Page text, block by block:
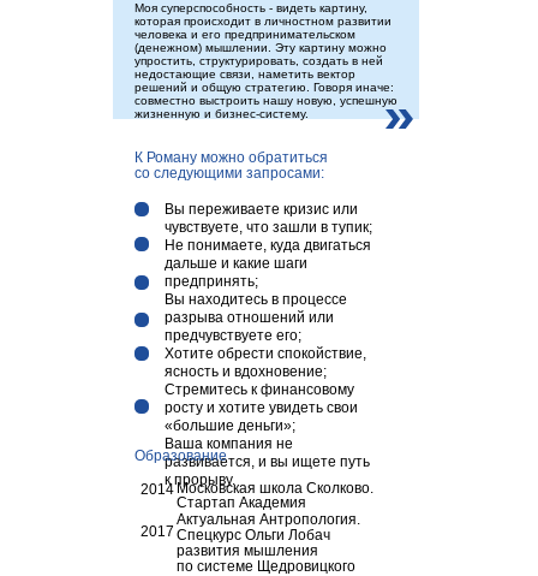
2014 Московская школа Сколково.
Стартап Академия
2017
Актуальная Антропология.
Спецкурс Ольги Лобач
развития мышления
по системе Щедровицкого
Вы переживаете кризис или
чувствуете, что зашли в тупик;
Не понимаете, куда двигаться
дальше и какие шаги
предпринять;
Вы находитесь в процессе
разрыва отношений или
предчувствуете его;
Хотите обрести спокойствие,
ясность и вдохновение;
Стремитесь к финансовому
росту и хотите увидеть свои
«большие деньги»;
Ваша компания не
развивается, и вы ищете путь
к прорыву.
К Роману можно обратиться
со следующими запросами:
Образование
Моя суперспособность - видеть картину,
которая происходит в личностном развитии
человека и его предпринимательском
(денежном) мышлении. Эту картину можно
упростить, структурировать, создать в ней
недостающие связи, наметить вектор
решений и общую стратегию. Говоря иначе:
совместно выстроить нашу новую, успешную
жизненную и бизнес-систему.